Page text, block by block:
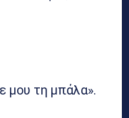
μου τη μπάλα».